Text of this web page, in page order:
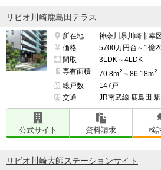
上記の中からマンションを選んだ
立地条件、外観、価格、共有スペ
直結で全てが揃っていた。
（※管理担当より）
当コーナーでは、入居者・契約者
募集しています。
リビオ川崎鹿島田テラス
所在地
神奈川県川崎市幸
価格
5700万円台～1億
間取
3LDK～4LDK
専有面積
70.8m2 ～86.18m2
総戸数
147戸
交通
JR南武線 鹿島田
公式サイト 資料請求 検
リビオ川崎大師ステーションサイト